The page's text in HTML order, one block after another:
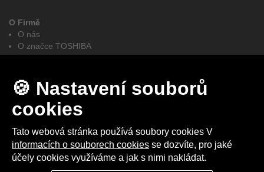
O Firmě
O nás
O značce TOSHIBA
GDPR
Obchodní podmínky
Autorizovaní partněři elites MDS - Toshiba
Facebook
LinkedIn
2025 © elites MDS s.r.o. I Vytvořeno studiem
🍪 Nastavení souborů
cookies
Tato webová stránka používá soubory cookies V
informacích o souborech cookies se dozvíte, pro jaké
účely cookies využíváme a jak s nimi nakládat.